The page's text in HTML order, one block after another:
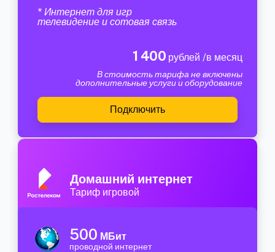
* Интернет для игр
телевидение и сотовая связь
1 400 рублей /в месяц
В стоимость тарифа не включены
дополнительные услуги и оборудование
Подключить
Домашний интернет
Тариф игровой
500 МБит
проводной интернет